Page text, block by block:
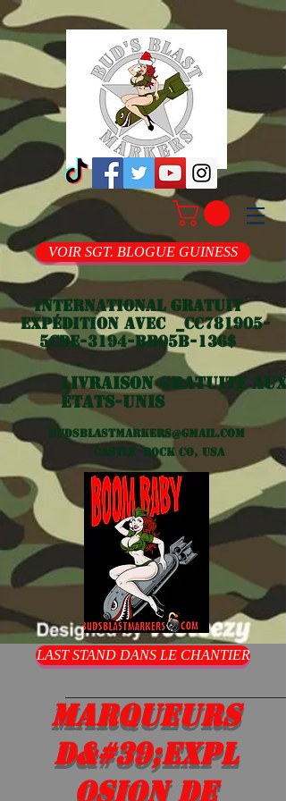
VOIR SGT. BLOGUE GUINESS
International gratuit
Expédition avec _cc781905-
5cde-3194-bb05b-136$
Livraison gratuite aux
États-Unis
Budsblastmarkers@gmail.com
Castle Rock CO, USA
LAST STAND DANS LE CHANTIER
Marqueurs
d&#39;expl
osion de